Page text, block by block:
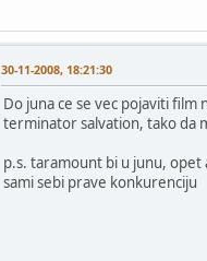
30-11-2008, 18:21:30
Do juna ce se vec pojaviti film
terminator salvation, tako da
p.s. taramount bi u junu,
sami sebi prave konkurenciju